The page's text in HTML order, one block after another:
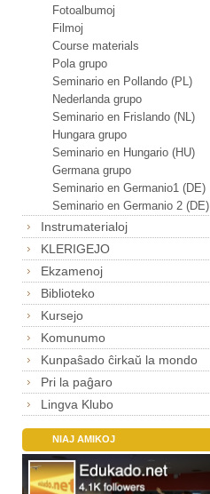
Fotoalbumoj
Filmoj
Course materials
Pola grupo
Seminario en Pollando (PL)
Nederlanda grupo
Seminario en Frislando (NL)
Hungara grupo
Seminario en Hungario (HU)
Germana grupo
Seminario en Germanio1 (DE)
Seminario en Germanio 2 (DE)
Instrumaterialoj
KLERIGEJO
Ekzamenoj
Biblioteko
Kursejo
Komunumo
Kunpaŝado ĉirkaŭ la mondo
Pri la paĝaro
Lingva Klubo
NIAJ AMIKOJ